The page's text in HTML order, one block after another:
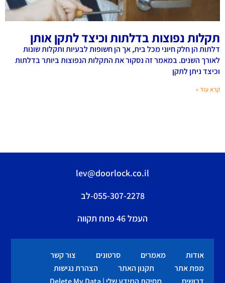
תקלות נפוצות בדלתות וכיצד לתקן אותן
דלתות הן חלק חיוני מכל בית, אך הן חשופות לבעיות ותקלות שונות
לאורך השנים. במאמר זה נסקור את התקלות הנפוצות ביותר בדלתות
וכיצד ניתן לתקן
קרא עוד »
lev@doorlock.co.il
055-307-2278-לב
העמל 46 פתח תקווה
אודות מאמרים סרטונים
צור קשר
מפת אתר
תקנון האתר
הצהרת נגישות